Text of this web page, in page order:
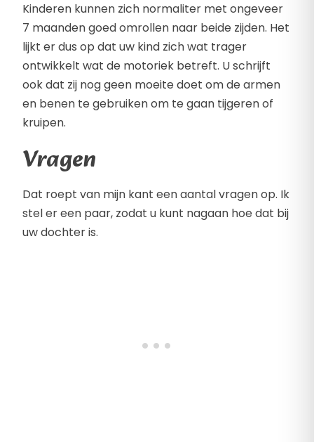
Kinderen kunnen zich normaliter met ongeveer
7 maanden goed omrollen naar beide zijden. Het
lijkt er dus op dat uw kind zich wat trager
ontwikkelt wat de motoriek betreft. U schrijft
ook dat zij nog geen moeite doet om de armen
en benen te gebruiken om te gaan tijgeren of
kruipen.
Vragen
Dat roept van mijn kant een aantal vragen op. Ik
stel er een paar, zodat u kunt nagaan hoe dat bij
uw dochter is.